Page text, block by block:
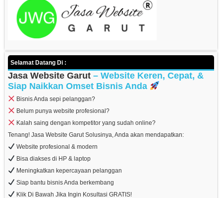
Selamat Datang Di :
Jasa Website Garut – Website Keren, Cepat, &
Siap Naikkan Omset Bisnis Anda
Bisnis Anda sepi pelanggan?
Belum punya website profesional?
Kalah saing dengan kompetitor yang sudah online?
Tenang! Jasa Website Garut Solusinya, Anda akan mendapatkan:
Website profesional & modern
Bisa diakses di HP & laptop
Meningkatkan kepercayaan pelanggan
Siap bantu bisnis Anda berkembang
Klik Di Bawah Jika Ingin Kosultasi GRATIS!